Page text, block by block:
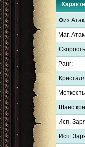
Маг.
Ранг:
Шанс
Исп.
Исп.